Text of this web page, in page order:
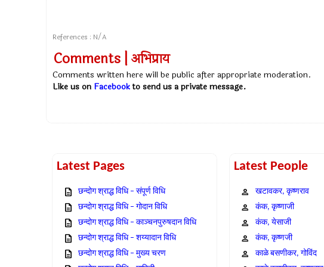
References : N/A
Comments | अभिप्राय
Comments written here will be public after appropriate moderation.
Like us on Facebookto send us a private message.
Latest Pages
छन्दोग श्राद्ध विधि – संपूर्ण विधि
छन्दोग श्राद्ध विधि – गोदान विधि
छन्दोग श्राद्ध विधि – काञ्चनपुरुषदान विधि
छन्दोग श्राद्ध विधि – शय्यादान विधि
छन्दोग श्राद्ध विधि – मुख्य चरण
Latest People
खटावकर, कृष्णराव
कंक, कृष्णाजी
कंक, येसाजी
कंक, कृष्णजी
काळे बसणीकर, गोविंद